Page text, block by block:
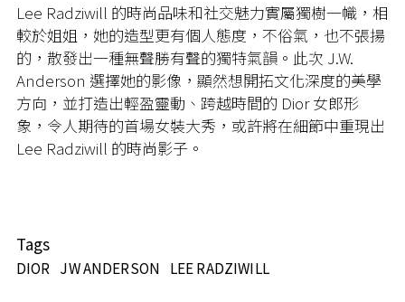
Lee Radziwill 的時尚品味和社交魅力實屬獨樹一幟，相
較於姐姐，她的造型更有個人態度，不俗氣，也不張揚
的，散發出一種無聲勝有聲的獨特氣韻。此次 J.W.
Anderson 選擇她的影像，顯然想開拓文化深度的美學
方向，並打造出輕盈靈動、跨越時間的 Dior 女郎形
象，令人期待的首場女裝大秀，或許將在細節中重現出
Lee Radziwill 的時尚影子。
Tags
DIOR JW ANDERSON LEE RADZIWILL